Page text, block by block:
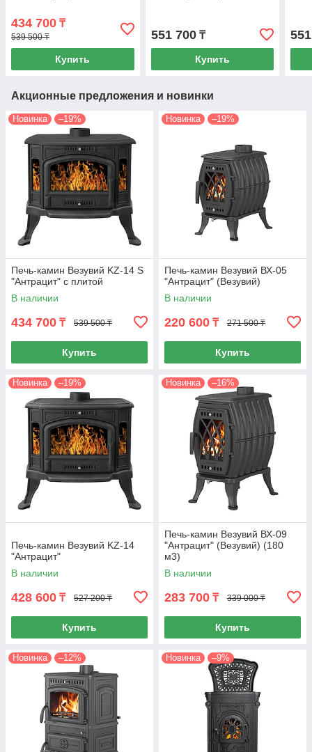
434 700 ₸
539 500 ₸
Купить
551 700₸
Купить
Акционные предложения и новинки
Новинка –19%
Печь-камин Везувий KZ-14 S
"Антрацит" с плитой
В наличии
434 700 ₸ 539 500 ₸
Купить
Новинка –19%
Печь-камин Везувий ВХ-05
"Антрацит" (Везувий)
В наличии
220 600 ₸ 271 500 ₸
Купить
Новинка –19%
Печь-камин Везувий KZ-14
"Антрацит"
В наличии
428 600 ₸ 527 200 ₸
Купить
Новинка –16%
Печь-камин Везувий ВХ-09
"Антрацит" (Везувий) (180
м3)
В наличии
283 700 ₸ 339 000 ₸
Купить
Новинка –12% Новинка –9%